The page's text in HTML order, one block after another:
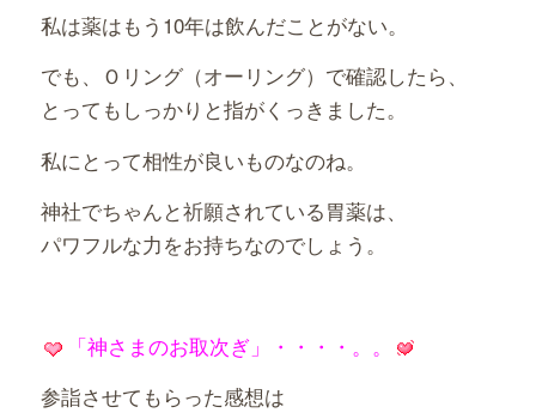
私は薬はもう10年は飲んだことがない。
でも、Ｏリング（オーリング）で確認したら、
とってもしっかりと指がくっきました。
私にとって相性が良いものなのね。
神社でちゃんと祈願されている胃薬は、
パワフルな力をお持ちなのでしょう。
「神さまのお取次ぎ」・・・・。。
参詣させてもらった感想は